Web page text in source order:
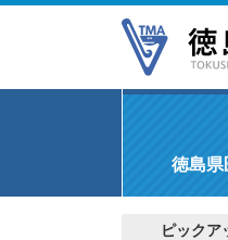
徳島県
ピックア